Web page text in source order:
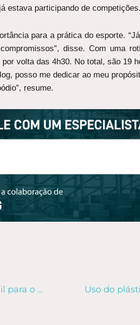
estava participando de competições.
para a prática do esporte.
disse. Com uma
volta das 4h30. No total, são 19
posso me dedicar ao meu
resume.
Exportação de máquinas agrícolas: do Brasil para o Cazaquistão